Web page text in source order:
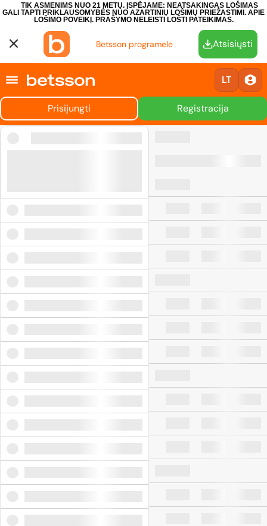
TIK ASMENIMS NUO 21 METŲ. ĮSPĖJAME: NEATSAKINGAS LOŠIMAS
GALI TAPTI PRIKLAUSOMYBĖS NUO AZARTINIŲ LOŠIMŲ PRIEŽASTIMI. APIE
LOŠIMO POVEIKĮ. PRAŠYMO NELEISTI LOŠTI PATEIKIMAS.
Betsson programėlė Atsisiųsti
LT
Prisijungti Registracija